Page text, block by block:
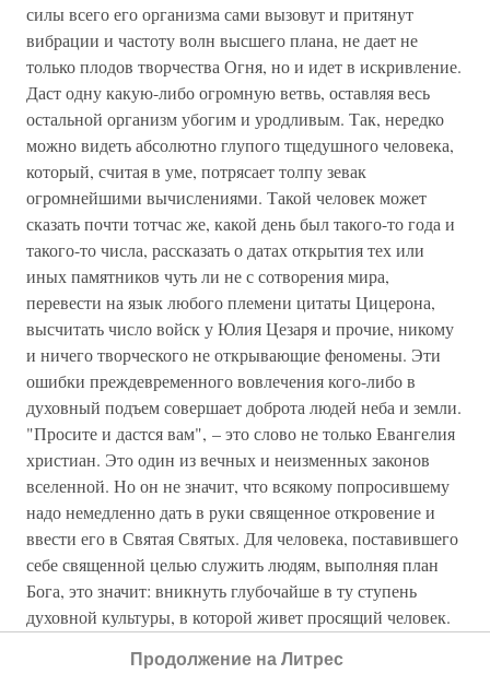
силы всего его организма сами вызовут и притянут
вибрации и частоту волн высшего плана, не дает не
только плодов творчества Огня, но и идет в искривление.
Даст одну какую-либо огромную ветвь, оставляя весь
остальной организм убогим и уродливым. Так, нередко
можно видеть абсолютно глупого тщедушного человека,
который, считая в уме, потрясает толпу зевак
огромнейшими вычислениями. Такой человек может
сказать почти тотчас же, какой день был такого-то года и
такого-то числа, рассказать о датах открытия тех или
иных памятников чуть ли не с сотворения мира,
перевести на язык любого племени цитаты Цицерона,
высчитать число войск у Юлия Цезаря и прочие, никому
и ничего творческого не открывающие феномены. Эти
ошибки преждевременного вовлечения кого-либо в
духовный подъем совершает доброта людей неба и земли.
"Просите и дастся вам", – это слово не только Евангелия
христиан. Это один из вечных и неизменных законов
вселенной. Но он не значит, что всякому попросившему
надо немедленно дать в руки священное откровение и
ввести его в Святая Святых. Для человека, поставившего
себе священной целью служить людям, выполняя план
Бога, это значит: вникнуть глубочайше в ту ступень
духовной культуры, в которой живет просящий человек.
все его возможности и, с величайшим тактом и любовью,
Продолжение на Литрес